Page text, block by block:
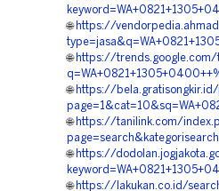
🌐 https://
🌐 https://
🌐 https://
🌐 https://tanilink.com/
🌐 https://
🌐 https://lakukan.co.id/